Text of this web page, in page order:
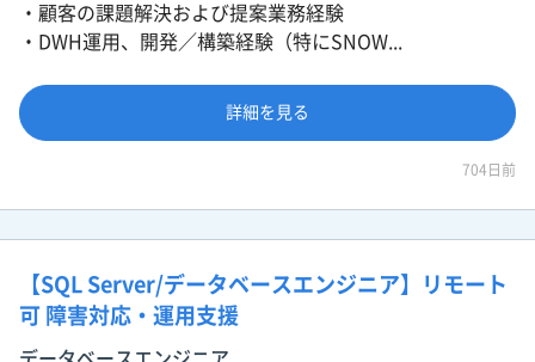
・顧客の課題解決および提案業務経験
・DWH運用、開発／構築経験（特にSNOW...
詳細を見る
704日前
【SQL Server/データベースエンジニア】リモート
可 障害対応・運用支援
データベースエンジニア